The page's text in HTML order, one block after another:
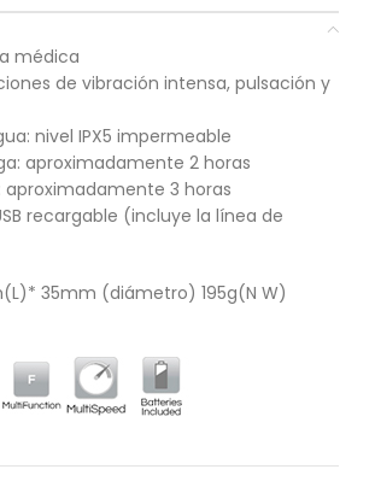
médica
de vibración intensa, pulsación y
nivel IPX5 impermeable
aproximadamente 2 horas
aproximadamente 3 horas
recargable (incluye la línea de
35mm (diámetro) 195g(N W)